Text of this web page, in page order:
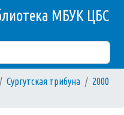
МБУК ЦБС
Сургутская трибуна
2000